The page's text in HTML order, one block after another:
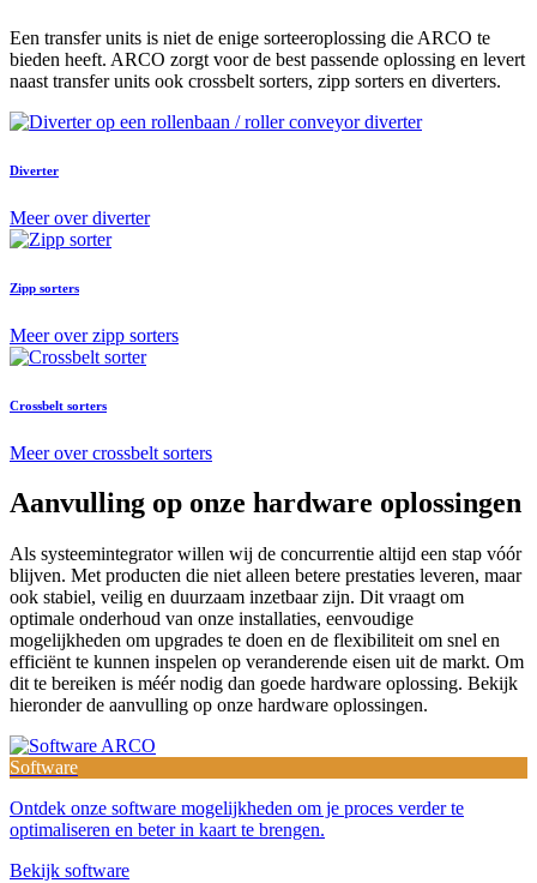
Een transfer units is niet de enige sorteeroplossing die ARCO te
bieden heeft. ARCO zorgt voor de best passende oplossing en levert
naast transfer units ook crossbelt sorters, zipp sorters en diverters.
Diverter
Meer over diverter
Zipp sorters
Meer over zipp sorters
Crossbelt sorters
Meer over crossbelt sorters
Aanvulling op onze hardware oplossingen
Als systeemintegrator willen wij de concurrentie altijd een stap vóór
blijven. Met producten die niet alleen betere prestaties leveren, maar
ook stabiel, veilig en duurzaam inzetbaar zijn. Dit vraagt om
optimale onderhoud van onze installaties, eenvoudige
mogelijkheden om upgrades te doen en de flexibiliteit om snel en
efficiënt te kunnen inspelen op veranderende eisen uit de markt. Om
dit te bereiken is méér nodig dan goede hardware oplossing. Bekijk
hieronder de aanvulling op onze hardware oplossingen.
Software
Ontdek onze software mogelijkheden om je proces verder te
optimaliseren en beter in kaart te brengen.
Bekijk software